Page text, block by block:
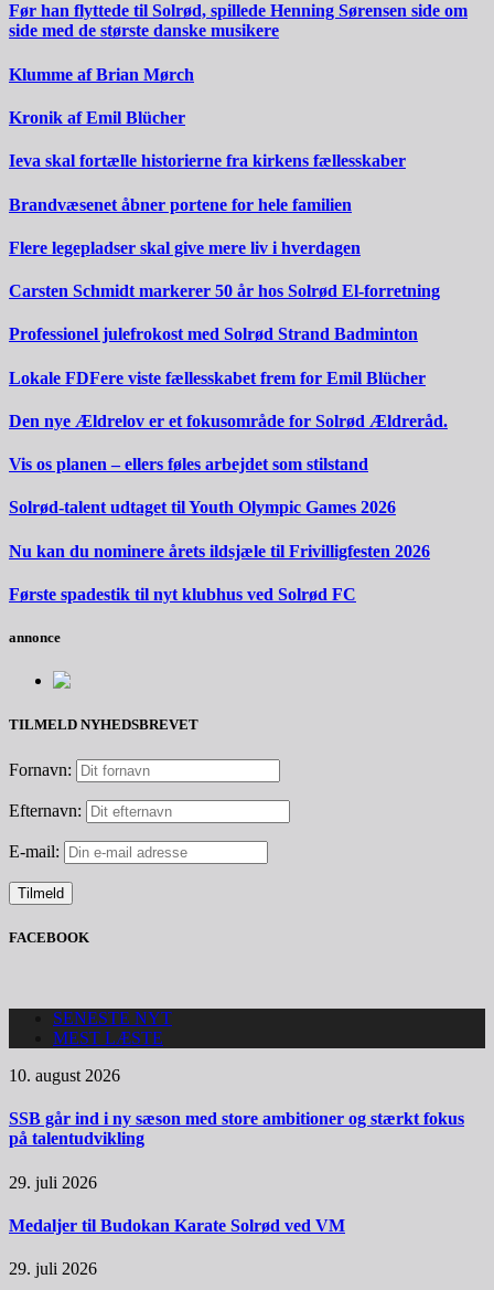
Før han flyttede til Solrød, spillede Henning Sørensen side om
side med de største danske musikere
Klumme af Brian Mørch
Kronik af Emil Blücher
Ieva skal fortælle historierne fra kirkens fællesskaber
Brandvæsenet åbner portene for hele familien
Flere legepladser skal give mere liv i hverdagen
Carsten Schmidt markerer 50 år hos Solrød El-forretning
Professionel julefrokost med Solrød Strand Badminton
Lokale FDFere viste fællesskabet frem for Emil Blücher
Den nye Ældrelov er et fokusområde for Solrød Ældreråd.
Vis os planen – ellers føles arbejdet som stilstand
Solrød-talent udtaget til Youth Olympic Games 2026
Nu kan du nominere årets ildsjæle til Frivilligfesten 2026
Første spadestik til nyt klubhus ved Solrød FC
annonce
TILMELD NYHEDSBREVET
Fornavn:
Efternavn:
E-mail:
FACEBOOK
SENESTE NYT
MEST LÆSTE
10. august 2026
SSB går ind i ny sæson med store ambitioner og stærkt fokus
på talentudvikling
29. juli 2026
Medaljer til Budokan Karate Solrød ved VM
29. juli 2026